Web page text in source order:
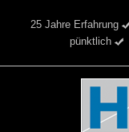
25 Jahre Erfahrung
pünktlich